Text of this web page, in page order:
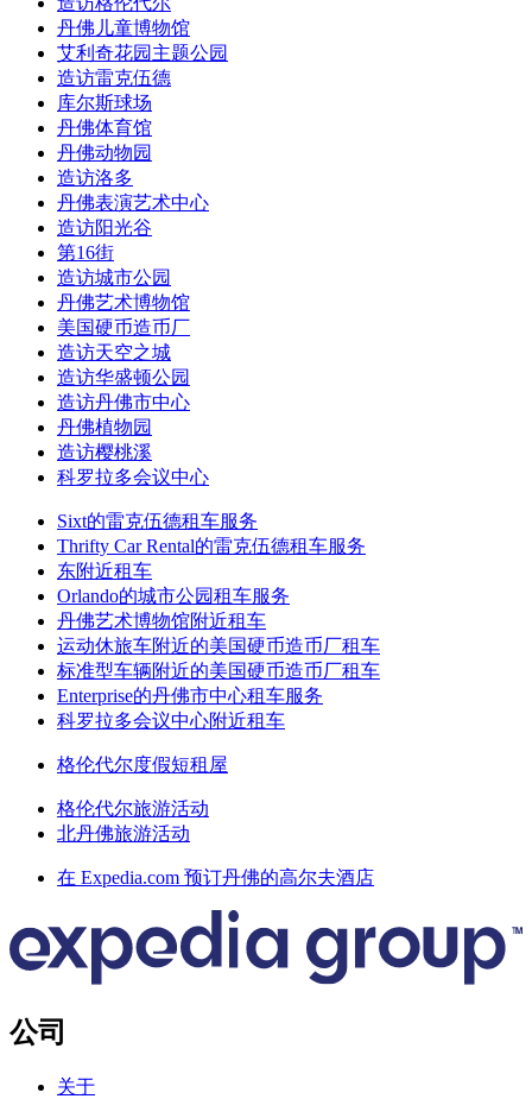
丹佛儿童博物馆
艾利奇花园主题公园
造访雷克伍德
库尔斯球场
丹佛体育馆
丹佛动物园
造访洛多
丹佛表演艺术中心
造访阳光谷
第16街
造访城市公园
丹佛艺术博物馆
美国硬币造币厂
造访天空之城
造访华盛顿公园
造访丹佛市中心
丹佛植物园
造访樱桃溪
科罗拉多会议中心
Sixt的雷克伍德租车服务
Thrifty Car Rental的雷克伍德租车服务
东附近租车
Orlando的城市公园租车服务
丹佛艺术博物馆附近租车
运动休旅车附近的美国硬币造币厂租车
标准型车辆附近的美国硬币造币厂租车
Enterprise的丹佛市中心租车服务
科罗拉多会议中心附近租车
格伦代尔度假短租屋
格伦代尔旅游活动
北丹佛旅游活动
在 Expedia.com 预订丹佛的高尔夫酒店
公司
关于